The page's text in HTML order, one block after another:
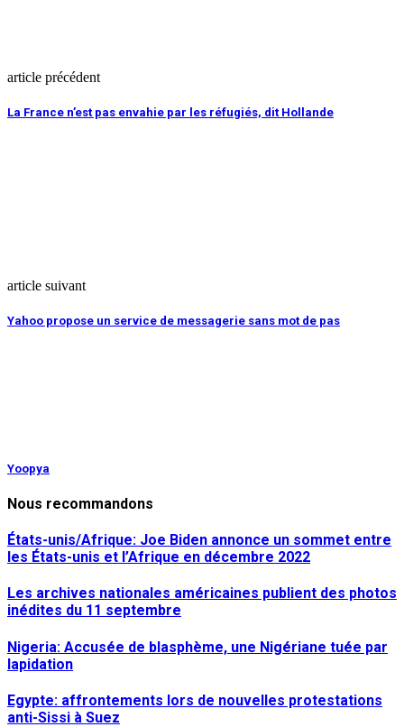
article précédent
La France n’est pas envahie par les réfugiés, dit Hollande
article suivant
Yahoo propose un service de messagerie sans mot de pas
Yoopya
Nous recommandons
États-unis/Afrique: Joe Biden annonce un sommet entre
les États-unis et l’Afrique en décembre 2022
Les archives nationales américaines publient des photos
inédites du 11 septembre
Nigeria: Accusée de blasphème, une Nigériane tuée par
lapidation
Egypte: affrontements lors de nouvelles protestations
anti-Sissi à Suez